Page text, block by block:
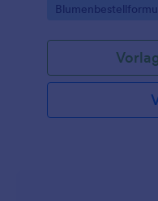
Formularantwort in
Go to Category: